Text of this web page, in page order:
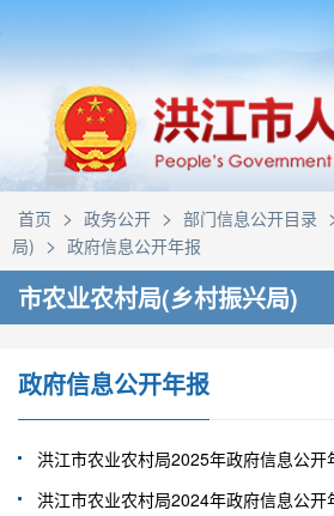
首页 > 政务公开 > 部门信息公开目录
局) > 政府信息公开年报
市农业农村局(乡村振兴局)
政府信息公开年报
洪江市农业农村局2025年政府信息公开
洪江市农业农村局2024年政府信息公开